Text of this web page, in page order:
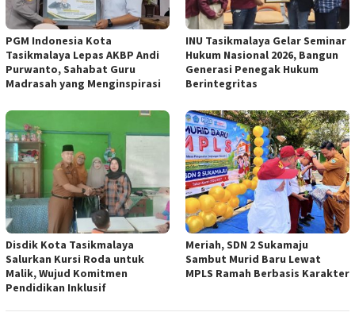
PGM Indonesia Kota
Tasikmalaya Lepas AKBP Andi
Purwanto, Sahabat Guru
Madrasah yang Menginspirasi
INU Tasikmalaya Gelar Seminar
Hukum Nasional 2026, Bangun
Generasi Penegak Hukum
Berintegritas
Disdik Kota Tasikmalaya
Salurkan Kursi Roda untuk
Malik, Wujud Komitmen
Pendidikan Inklusif
Meriah, SDN 2 Sukamaju
Sambut Murid Baru Lewat
MPLS Ramah Berbasis Karakter